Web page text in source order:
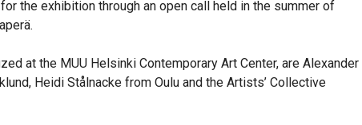
the exhibition through an open call held in the summer of
at the MUU Helsinki Contemporary Art Center, are Alexander
Heidi Stålnacke from Oulu and the Artists’ Collective